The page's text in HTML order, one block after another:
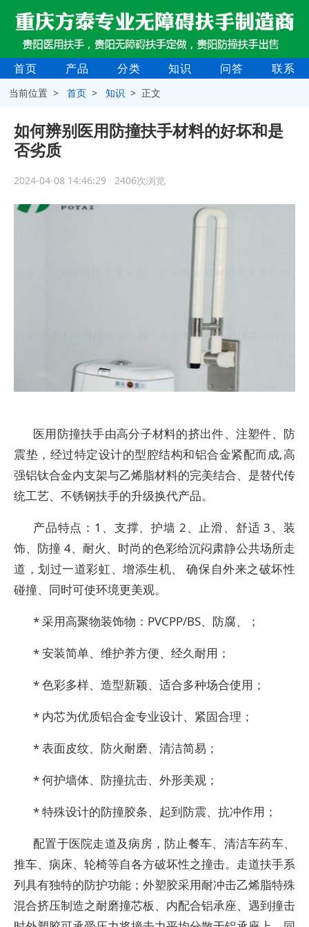
首页 产品 分类 知识 问答 联系
当前位置 >首页 >知识 > 正文
如何辨别医用防撞扶手材料的好坏和是
否劣质
2024-04-08 14:46:29 2406次浏览
医用防撞扶手由高分子材料的挤出件、注塑件、防
震垫，经过特定设计的型腔结构和铝合金紧配而成,高
强铝钛合金内支架与乙烯脂材料的完美结合、是替代传
统工艺、不锈钢扶手的升级换代产品。
产品特点：1、支撑、护墙 2、止滑、舒适 3、装
饰、防撞 4、耐火、时尚的色彩给沉闷肃静公共场所走
道，划过一道彩虹、增添生机、 确保自外来之破坏性
碰撞、同时可使环境更美观。
* 采用高聚物装饰物：PVCPP/BS、防腐、；
* 安装简单、维护养方便、经久耐用；
* 色彩多样、造型新颖、适合多种场合使用；
* 内芯为优质铝合金专业设计、紧固合理；
* 表面皮纹、防火耐磨、清洁简易；
* 何护墙体、防撞抗击、外形美观；
* 特殊设计的防撞胶条、起到防震、抗冲作用；
配置于医院走道及病房，防止餐车、清洁车药车、
推车、病床、轮椅等自各方破坏性之撞击。走道扶手系
列具有独特的防护功能；外塑胶采用耐冲击乙烯脂特殊
混合挤压制造之耐磨撞芯板、内配合铝承座、遇到撞击